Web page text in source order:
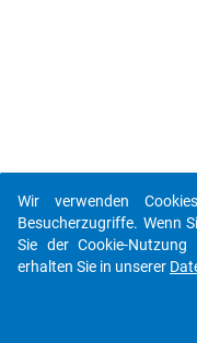
Wir verwenden
Besucherzugriffe. Wenn
Sie der Cookie-
erhalten Sie in unserer